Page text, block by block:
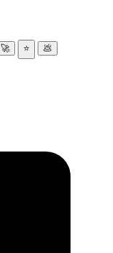
🚀 ⭐ 💩